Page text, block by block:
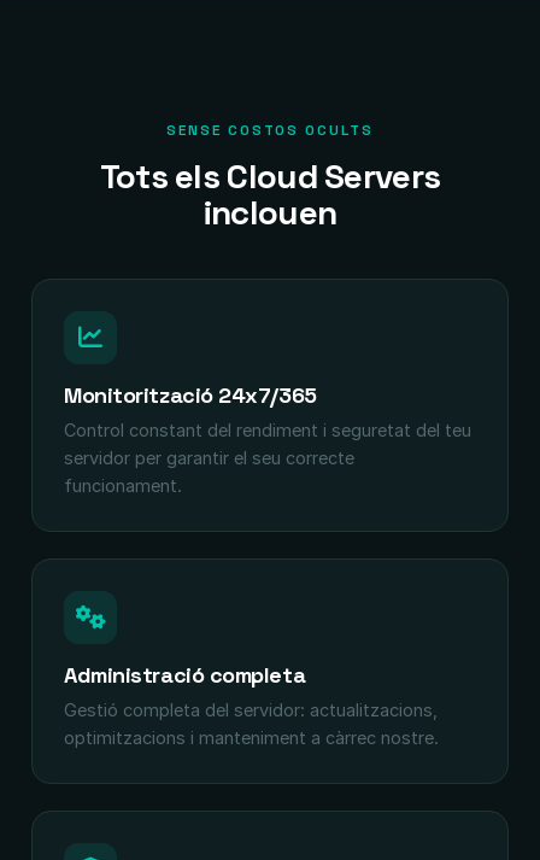
SENSE COSTOS OCULTS
Tots els Cloud Servers
inclouen
Monitorització 24x7/365
Control constant del rendiment i seguretat del teu
servidor per garantir el seu correcte
funcionament.
Administració completa
Gestió completa del servidor: actualitzacions,
optimitzacions i manteniment a càrrec nostre.